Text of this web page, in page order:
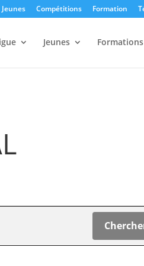
Jeunes Compétitions Formation
Jeunes Formations